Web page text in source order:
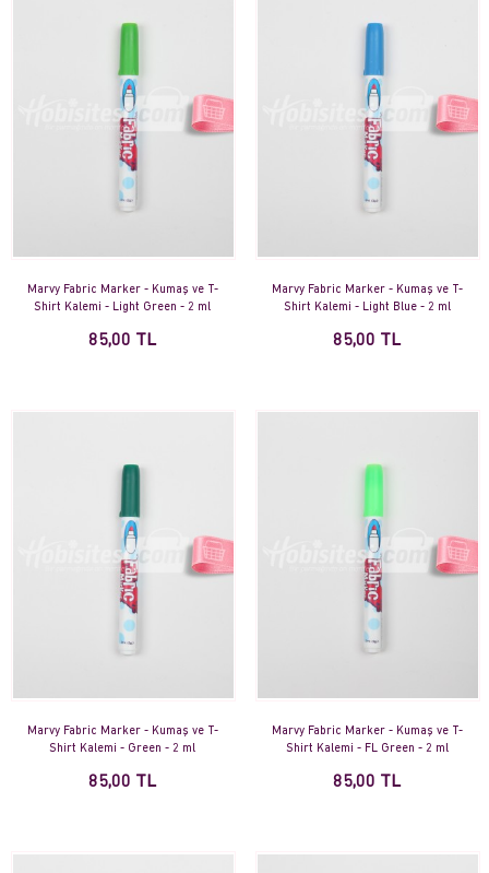
Marvy Fabric Marker - Kumaş ve T-
Shirt Kalemi - Light Green - 2 ml
85,00 TL
Marvy Fabric Marker - Kumaş ve T-
Shirt Kalemi - Light Blue - 2 ml
85,00 TL
Marvy Fabric Marker - Kumaş ve T-
Shirt Kalemi - Green - 2 ml
85,00 TL
Marvy Fabric Marker - Kumaş ve T-
Shirt Kalemi - FL Green - 2 ml
85,00 TL